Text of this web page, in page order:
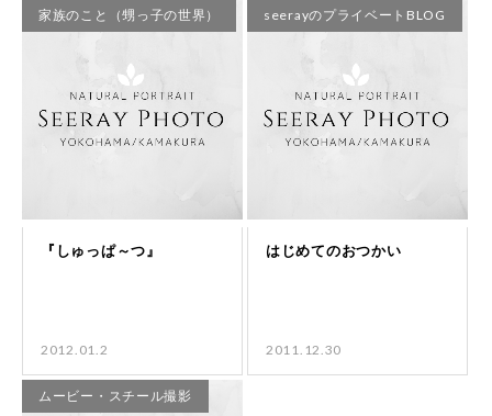
家族のこと（甥っ子の世界）
2012.01.2
seerayのプライベートBLOG
2011.12.30
ムービー・スチール撮影